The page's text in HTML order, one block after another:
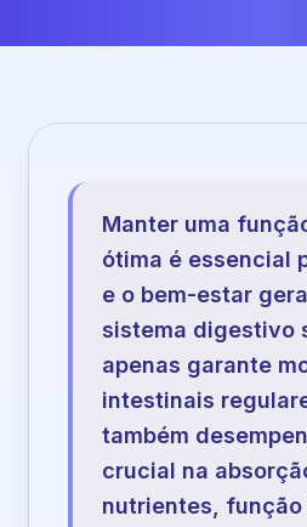
Manter uma
ótima é essencial
e o bem-estar
sistema digestivo
apenas garante
intestinais
também
crucial na
nutrientes,